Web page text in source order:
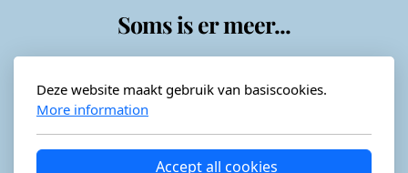
Soms is er meer...
Horeca-advies
Deze website maakt gebruik van basiscookies.
More information
Accept all cookies